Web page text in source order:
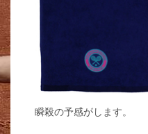
瞬殺の予感がします。